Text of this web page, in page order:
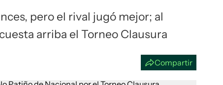
pero el rival jugó mejor; al
arriba el Torneo Clausura
Compartir